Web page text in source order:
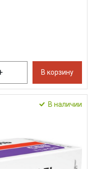
В корзину
В наличии